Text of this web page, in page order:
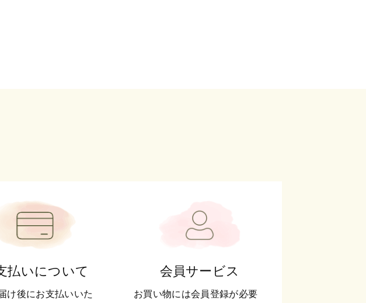
払いについて
け後にお支払いいた
会員サービス
お買い物には会員登録が必要